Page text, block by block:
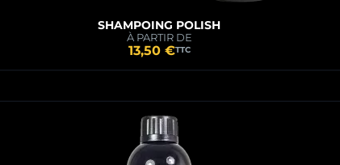
SHAMPOING POLISH
À PARTIR DE
13,50 €TTC